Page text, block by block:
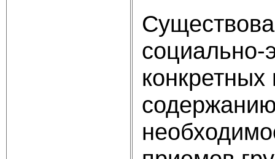
социально-